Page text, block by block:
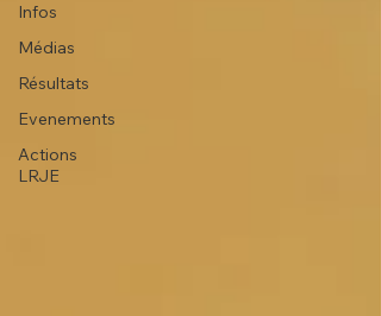
Infos
Médias
Résultats
Evenements
Actions
LRJE